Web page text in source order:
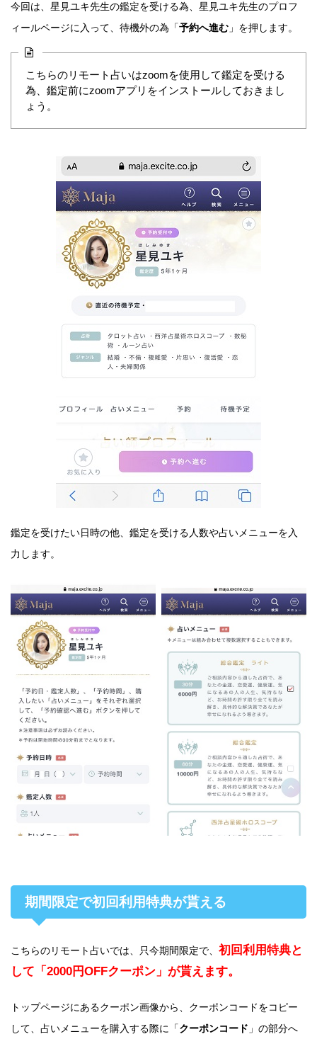
今回は、星見ユキ先生の鑑定を受ける為、星見ユキ先生のプロフ
ィールページに入って、待機外の為「予約へ進む 」を押します。
こちらのリモート占いはzoomを使用して鑑定を受ける
為、鑑定前にzoomアプリをインストールしておきまし
ょう。
鑑定を受けたい日時の他、鑑定を受ける人数や占いメニューを入
力します。
期間限定で初回利用特典が貰える
こちらのリモート占いでは、只今期間限定で、 初回利用特典と
して「2000円OFFクーポン」が貰えます。
トップページにあるクーポン画像から、クーポンコードをコピー
して、占いメニューを購入する際に「クーポンコード 」の部分へ